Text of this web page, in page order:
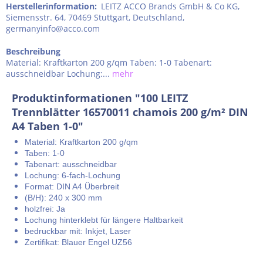
Herstellerinformation: LEITZ ACCO Brands GmbH & Co KG,
Siemensstr. 64, 70469 Stuttgart, Deutschland,
germanyinfo@acco.com
Beschreibung
Material: Kraftkarton 200 g/qm Taben: 1-0 Tabenart:
ausschneidbar Lochung:... mehr
Produktinformationen "100 LEITZ
Trennblätter 16570011 chamois 200 g/m² DIN
A4 Taben 1-0"
Material: Kraftkarton 200 g/qm
Taben: 1-0
Tabenart: ausschneidbar
Lochung: 6-fach-Lochung
Format: DIN A4 Überbreit
(B/H): 240 x 300 mm
holzfrei: Ja
Lochung hinterklebt für längere Haltbarkeit
bedruckbar mit: Inkjet, Laser
Zertifikat: Blauer Engel UZ56